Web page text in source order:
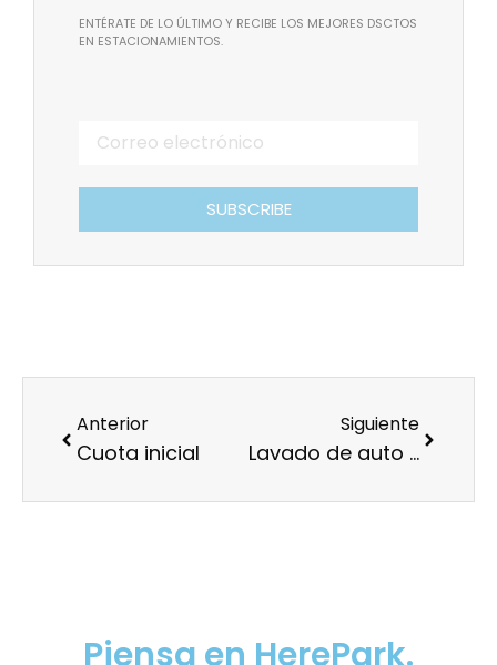
ENTÉRATE DE LO ÚLTIMO Y RECIBE LOS MEJORES DSCTOS
EN ESTACIONAMIENTOS.
SUBSCRIBE
Anterior
Cuota inicial
Siguiente
Lavado de auto exterior
Piensa en HerePark.